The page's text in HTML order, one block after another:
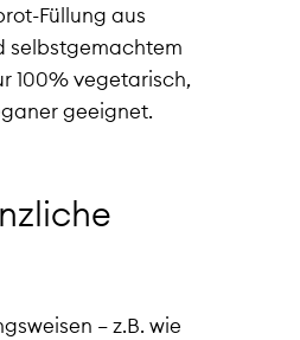
Füllung aus
selbstgemachtem
100% vegetarisch,
geeignet.
– z.B. wie